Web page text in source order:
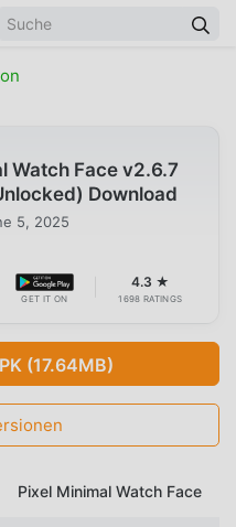
Watch Face v2.6.7
Download
5, 2025
GET IT ON
4.3 ★
1698 RATINGS
(17.64MB)
Pixel Minimal Watch Face